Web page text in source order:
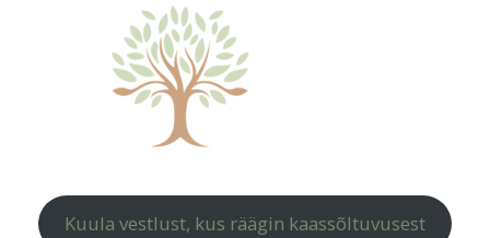
Kuula vestlust, kus räägin kaassõltuvusest